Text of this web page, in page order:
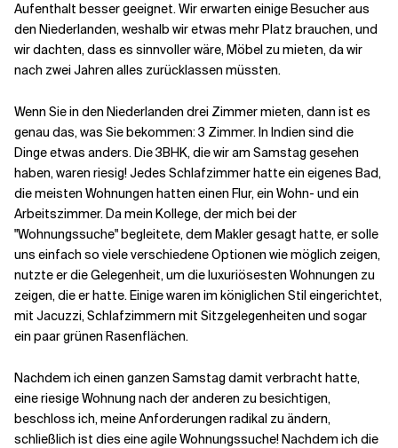
Aufenthalt besser geeignet. Wir erwarten einige Besucher aus
den Niederlanden, weshalb wir etwas mehr Platz brauchen, und
wir dachten, dass es sinnvoller wäre, Möbel zu mieten, da wir
nach zwei Jahren alles zurücklassen müssten.
Wenn Sie in den Niederlanden drei Zimmer mieten, dann ist es
genau das, was Sie bekommen: 3 Zimmer. In Indien sind die
Dinge etwas anders. Die 3BHK, die wir am Samstag gesehen
haben, waren riesig! Jedes Schlafzimmer hatte ein eigenes Bad,
die meisten Wohnungen hatten einen Flur, ein Wohn- und ein
Arbeitszimmer. Da mein Kollege, der mich bei der
"Wohnungssuche" begleitete, dem Makler gesagt hatte, er solle
uns einfach so viele verschiedene Optionen wie möglich zeigen,
nutzte er die Gelegenheit, um die luxuriösesten Wohnungen zu
zeigen, die er hatte. Einige waren im königlichen Stil eingerichtet,
mit Jacuzzi, Schlafzimmern mit Sitzgelegenheiten und sogar
ein paar grünen Rasenflächen.
Nachdem ich einen ganzen Samstag damit verbracht hatte,
eine riesige Wohnung nach der anderen zu besichtigen,
beschloss ich, meine Anforderungen radikal zu ändern,
schließlich ist dies eine agile Wohnungssuche! Nachdem ich die